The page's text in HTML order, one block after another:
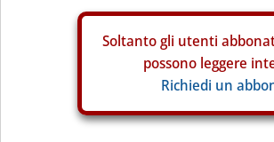
Soltanto gli utenti
possono leggere
Richiedi un